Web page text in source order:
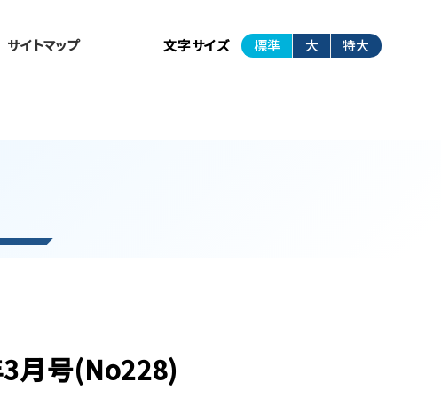
サイトマップ 文字サイズ 標準 大 特大
月号(No228)